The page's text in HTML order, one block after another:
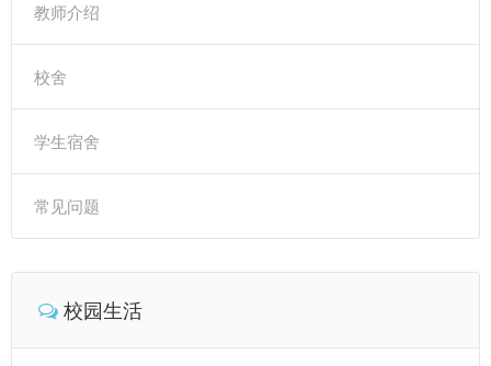
教师介绍
校舍
学生宿舍
常见问题
校园生活